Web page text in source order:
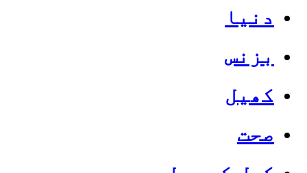
دنیا
بزنس
کھیل
صحت